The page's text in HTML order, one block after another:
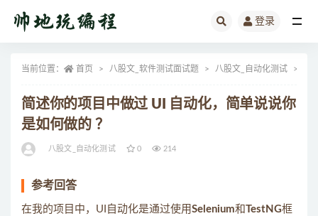
登录
当前位置： 首页 八股文_软件测试面试题 八股文_自动化测试
简述你的项目中做过 UI 自动化，简单说说你
是如何做的 ？
八股文_自动化测试 0 214
参考回答
在我的项目中，UI自动化是通过使用Selenium和TestNG框